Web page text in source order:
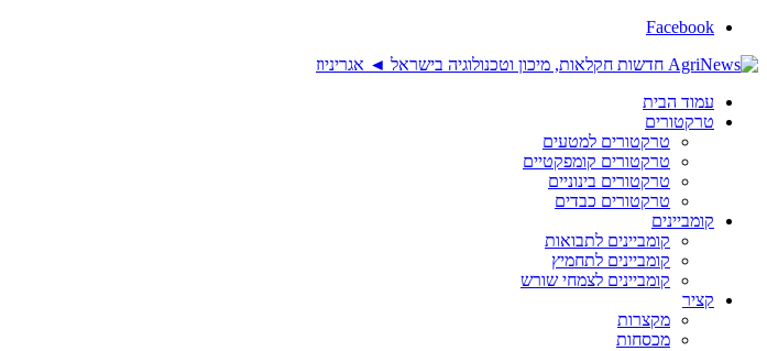
Facebook
עמוד הבית
טרקטורים
טרקטורים למטעים
טרקטורים קומפקטיים
טרקטורים בינוניים
טרקטורים כבדים
קומביינים
קומביינים לתבואות
קומביינים לתחמיץ
קומביינים לצמחי שורש
קציר
מקצרות
מכסחות